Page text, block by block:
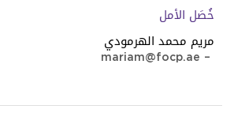
خُصَل الأمل
مريم محمد الهرمودي
–
mariam@focp.ae